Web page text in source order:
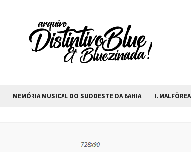
MEMÓRIA MUSICAL DO SUDOESTE DA BAHIA I. MALFÖREA